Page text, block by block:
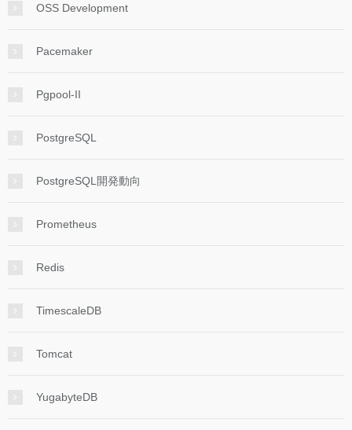
OSS Development
Pacemaker
Pgpool-II
PostgreSQL
PostgreSQL開発動向
Prometheus
Redis
TimescaleDB
Tomcat
YugabyteDB